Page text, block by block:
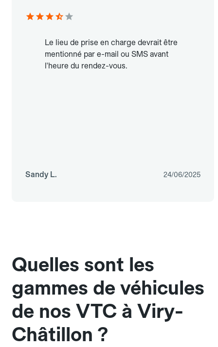
Le lieu de prise en charge devrait être
mentionné par e-mail ou SMS avant
l'heure du rendez-vous.
Sandy L. 24/06/2025
Quelles sont les
gammes de véhicules
de nos VTC à Viry-
Châtillon ?